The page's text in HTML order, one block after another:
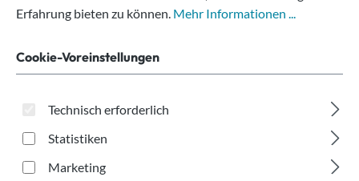
Produkte filtern
Erfahrung bieten zu können. Mehr Informationen ...
Cookie-Voreinstellungen
Technisch erforderlich
Statistiken
Marketing